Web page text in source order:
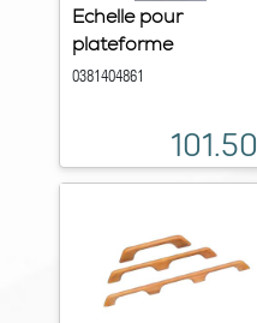
Echelle pour
plateforme
0381404861
101.50